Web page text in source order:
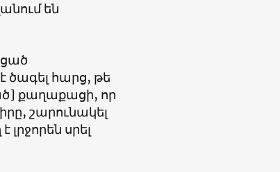
են
ծագել հարց, թե
քաղաքացի, որ
շարունակել
սրել